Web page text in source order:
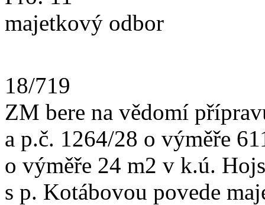
majetkový odbor
18/719
ZM bere na vědomí
a p.č. 1264/28 o výměře
o výměře 24 m2 v k.ú.
s p. Kotábovou povede